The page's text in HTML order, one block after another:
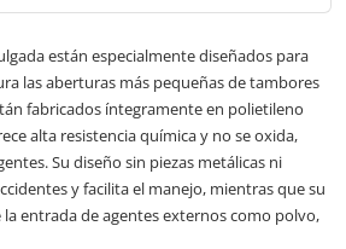
están especialmente diseñados para
las aberturas más pequeñas de tambores
fabricados íntegramente en polietileno
alta resistencia química y no se oxida,
Su diseño sin piezas metálicas ni
y facilita el manejo, mientras que su
entrada de agentes externos como polvo,